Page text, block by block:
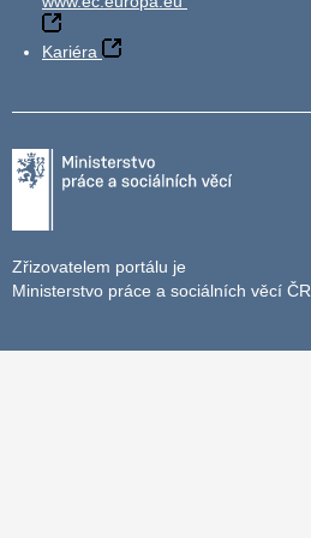
Kariéra
Zřizovatelem portálu je
Ministerstvo práce a sociálních věcí ČR